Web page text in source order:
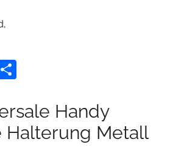
Handy
Halterung Metall